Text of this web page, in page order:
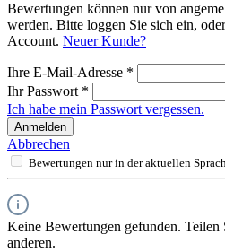
Bewertungen können nur von
werden. Bitte loggen Sie sich ein,
Account. Neuer Kunde?
Ihre E-Mail-Adresse *
Ihr Passwort *
Ich habe mein Passwort vergessen.
Anmelden
Abbrechen
Bewertungen nur in der aktuellen
Keine Bewertungen gefunden.
anderen.